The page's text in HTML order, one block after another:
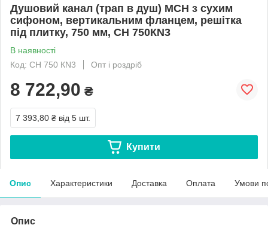
Душовий канал (трап в душ) МСН з сухим
сифоном, вертикальним фланцем, решітка
під плитку, 750 мм, CH 750КN3
В наявності
Код: CH 750 КN3
Опт і роздріб
8 722,90 ₴
7 393,80 ₴ від 5 шт.
Купити
Опис Характеристики Доставка Оплата Умови
Опис